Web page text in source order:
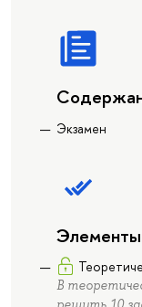
Экзамен
В